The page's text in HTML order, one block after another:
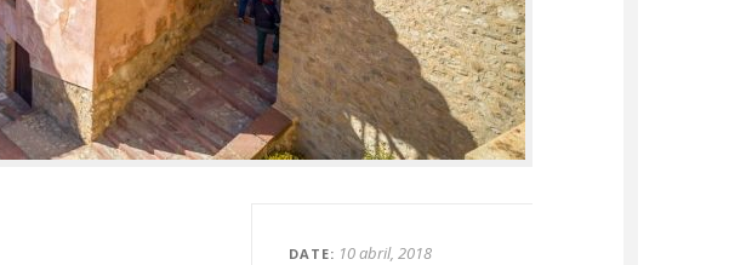
DATE 10 abril, 2018